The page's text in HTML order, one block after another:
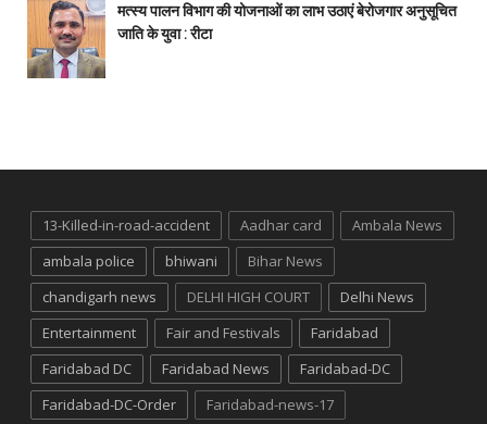
मत्स्य पालन विभाग की योजनाओं का लाभ उठाएं बेरोजगार अनुसूचित
जाति के युवा : रीटा
13-Killed-in-road-accident Aadhar card
Ambala News
ambala police
bhiwani
Bihar News
chandigarh news
DELHI HIGH COURT
Delhi News
Entertainment
Fair and Festivals
Faridabad
Faridabad DC
Faridabad News
Faridabad-DC
Faridabad-DC-Order
Faridabad-news-17